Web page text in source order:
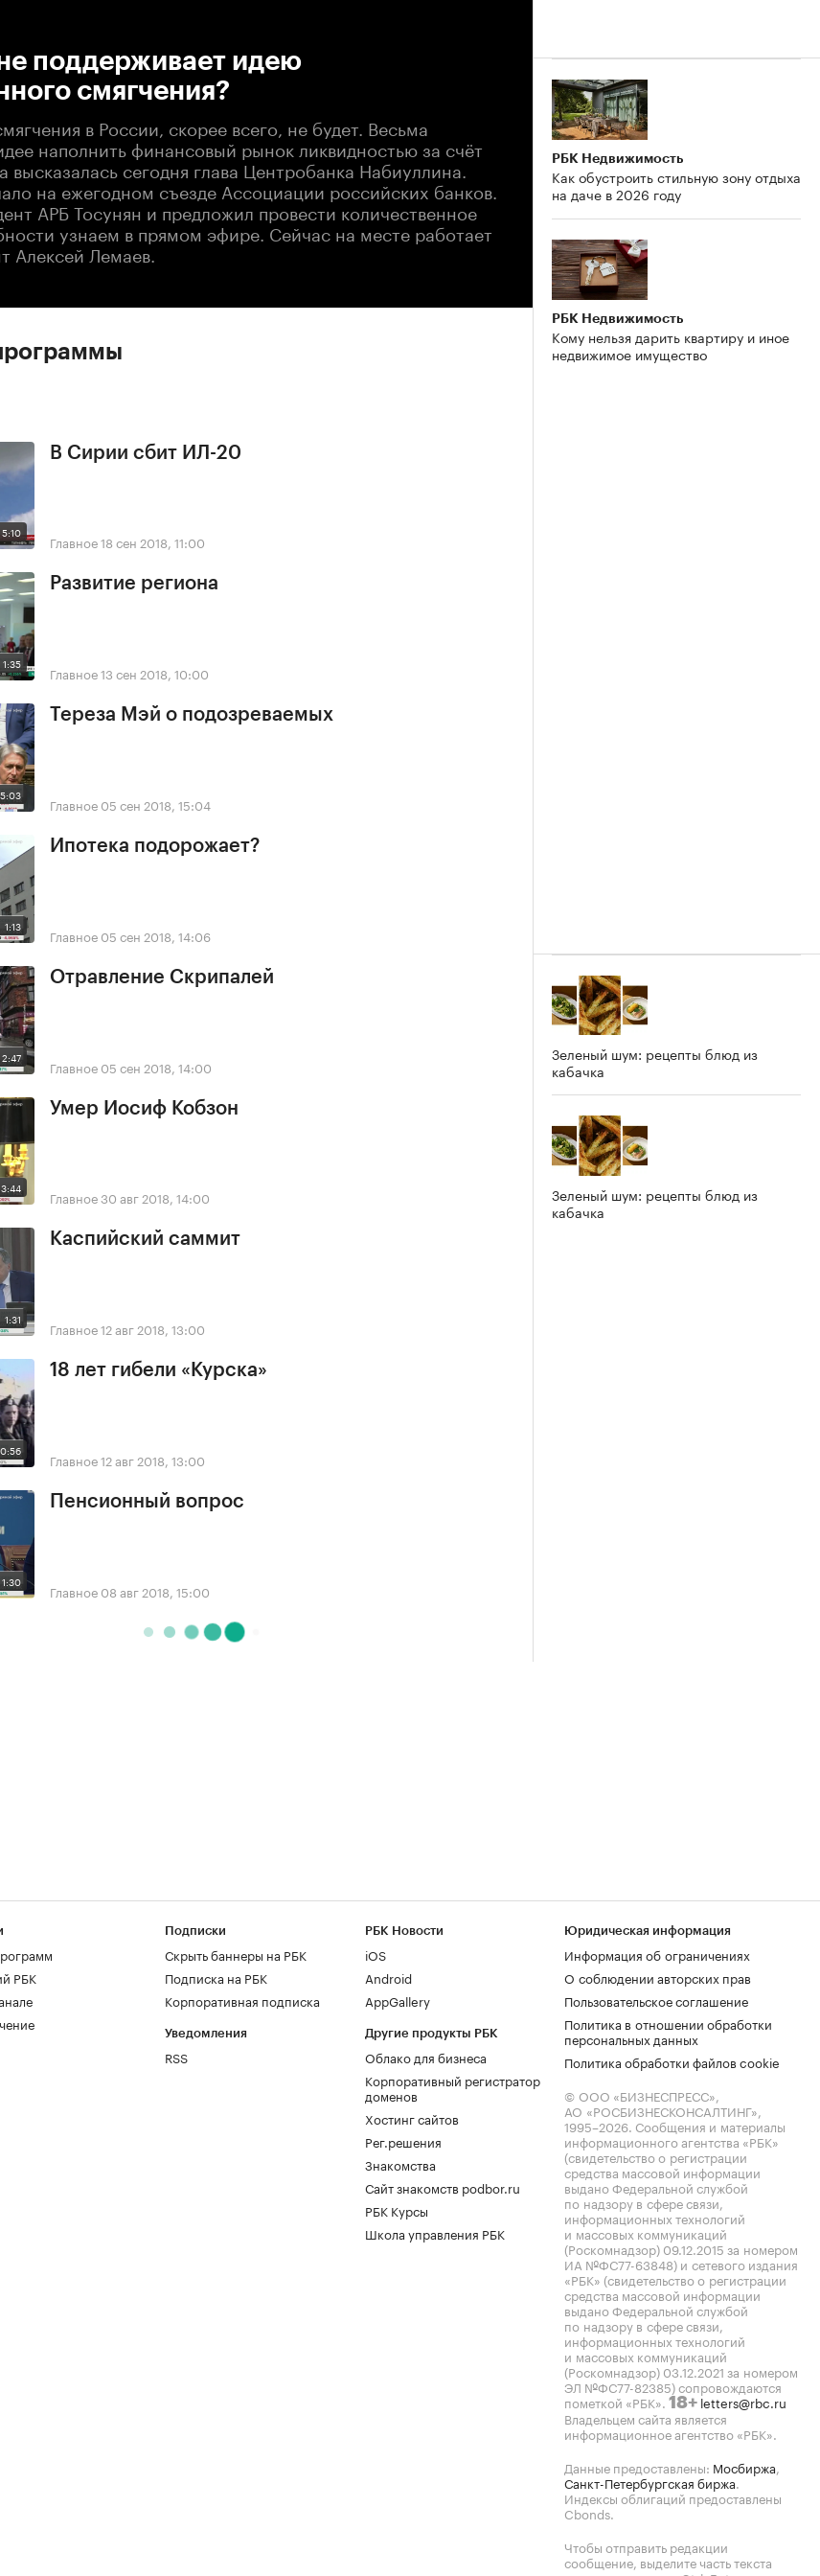
поддерживает идею
смягчения?
в России, скорее всего, не будет. Весьма
наполнить финансовый рынок ликвидностью за счёт
высказалась сегодня глава Центробанка Набиуллина.
на ежегодном съезде Ассоциации российских банков.
АРБ Тосунян и предложил провести количественное
узнаем в прямом эфире. Сейчас на месте работает
Алексей Лемаев.
5:10
В Сирии сбит ИЛ-20
Главное18 сен 2018, 11:00
1:35
Развитие региона
Главное13 сен 2018, 10:00
5:03
Тереза Мэй о подозреваемых
Главное 05 сен 2018, 15:04
1:13
Ипотека подорожает?
Главное 05 сен 2018, 14:06
2:47
Отравление Скрипалей
Главное 05 сен 2018, 14:00
3:44
Умер Иосиф Кобзон
Главное30 авг 2018, 14:00
1:31
Каспийский саммит
Главное12 авг 2018, 13:00
0:56
18 лет гибели «Курска»
Главное12 авг 2018, 13:00
1:30
Пенсионный вопрос
Главное 08 авг 2018, 15:00
РБК Недвижимость
Как обустроить стильную зону отдыха
на даче в 2026 году
РБК Недвижимость
Кому нельзя дарить квартиру и иное
недвижимое имущество
Зеленый шум: рецепты блюд из
кабачка
Зеленый шум: рецепты блюд из
кабачка
РБК
Подписки
Скрыть баннеры на РБК
Подписка на РБК
Корпоративная подписка
Уведомления
RSS
РБК Новости
iOS
Android
AppGallery
Другие продукты РБК
Облако для бизнеса
Корпоративный регистратор
доменов
Хостинг сайтов
Рег.решения
Знакомства
Сайт знакомств podbor.ru
РБК Курсы
Школа управления РБК
Юридическая информация
Информация об ограничениях
О соблюдении авторских прав
Пользовательское соглашение
Политика в отношении обработки
персональных данных
Политика обработки файлов cookie
© ООО «БИЗНЕСПРЕСС»,
АО «РОСБИЗНЕСКОНСАЛТИНГ»,
1995–2026. Сообщения и материалы
информационного агентства «РБК»
(свидетельство о регистрации
средства массовой информации
выдано Федеральной службой
по надзору в сфере связи,
информационных технологий
и массовых коммуникаций
(Роскомнадзор) 09.12.2015 за номером
ИА №ФС77-63848) и сетевого издания
«РБК» (свидетельство о регистрации
средства массовой информации
выдано Федеральной службой
по надзору в сфере связи,
информационных технологий
и массовых коммуникаций
(Роскомнадзор) 03.12.2021 за номером
ЭЛ №ФС77-82385) сопровождаются
пометкой «РБК». 18+ letters@rbc.ru
Владельцем сайта является
информационное агентство «РБК».
Данные предоставлены: Мосбиржа,
Санкт-Петербургская биржа.
Индексы облигаций предоставлены
Cbonds.
Чтобы отправить редакции
сообщение, выделите часть текста